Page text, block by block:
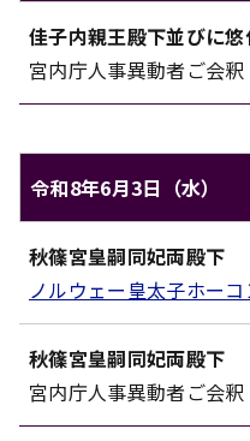
対象 内容
佳子内親王殿下並びに悠
宮内庁人事異動者ご会釈
令和8年6月3日（水）
対象 内容
秋篠宮皇嗣同妃両殿下
ノルウェー皇太子ホー
秋篠宮皇嗣同妃両殿下
宮内庁人事異動者ご会釈